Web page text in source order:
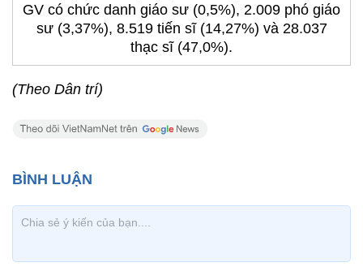
GV có chức danh giáo sư (0,5%), 2.009 phó giáo
sư (3,37%), 8.519 tiến sĩ (14,27%) và 28.037
thạc sĩ (47,0%).
(Theo Dân trí)